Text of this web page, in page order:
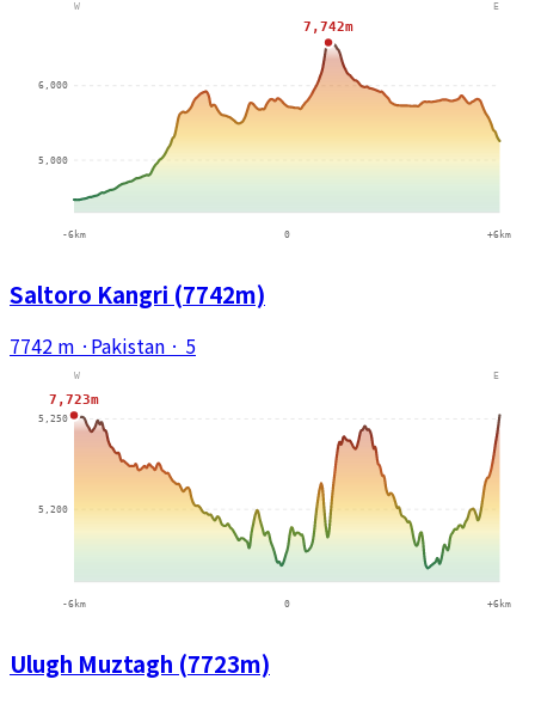
Saltoro Kangri (7742m)
7742 m · Pakistan · 5
Ulugh Muztagh (7723m)